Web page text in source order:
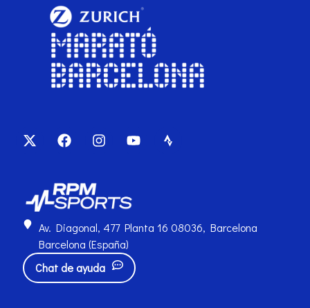
Av. Diagonal, 477 Planta 16 08036, Barcelona
Barcelona (España)
Chat de ayuda